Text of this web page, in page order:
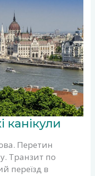
канікули
Перетин
Транзит по
переїзд в